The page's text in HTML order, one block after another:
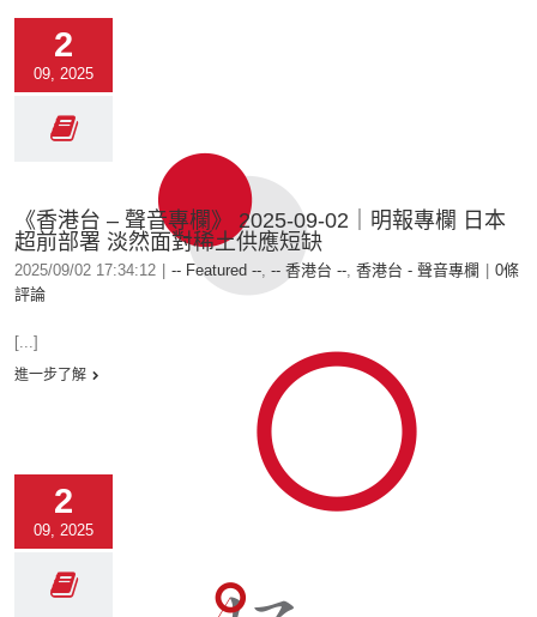
2
09, 2025
《香港台 – 聲音專欄》 2025-09-02｜明報專欄 日本
超前部署 淡然面對稀土供應短缺
2025/09/02 17:34:12 -- Featured --, -- 香港台 --, 香港台 - 聲音專欄
0條
評論
[...]
進一步了解
2
09, 2025